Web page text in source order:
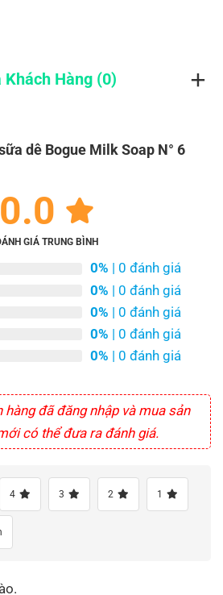
Khách Hàng (0)
dê Bogue Milk Soap N° 6
0.0
GIÁ TRUNG BÌNH
0% | 0 đánh giá
0% | 0 đánh giá
0% | 0 đánh giá
0% | 0 đánh giá
0% | 0 đánh giá
hàng đã đăng nhập và mua sản
có thể đưa ra đánh giá.
4 3 2 1